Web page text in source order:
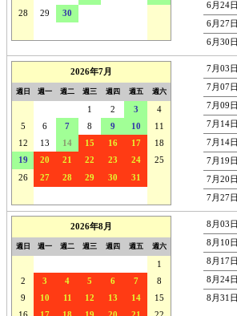
28
29 30
6月24日
6月27日
6月30日
2026年7月
週日 週一 週二 週三 週四 週五 週六
1 2 3
4
5
6 7 8 9 10
11
12
13 14 15 16 17
18
19
20 21 22 23 24
25
26
27 28 29 30 31
7月03日
7月07日
7月09
7月14日
7月14
7月19日
7月20
7月27
2026年8月
週日 週一 週二 週三 週四 週五 週六
1
2
3 4 5 6 7
8
9
10 11 12 13 14
15
8月03
8月10
8月17
8月24
8月31日